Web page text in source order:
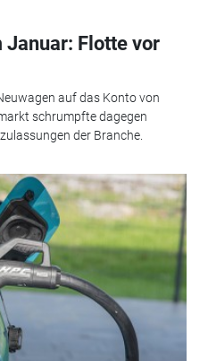
Januar: Flotte vor
auf das Konto von
schrumpfte dagegen
der Branche.